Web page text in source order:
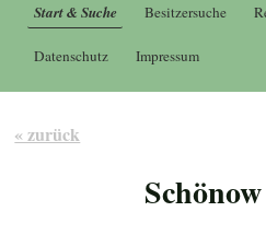
Start & Suche Besitzersuche
Datenschutz Impressum
« zurück